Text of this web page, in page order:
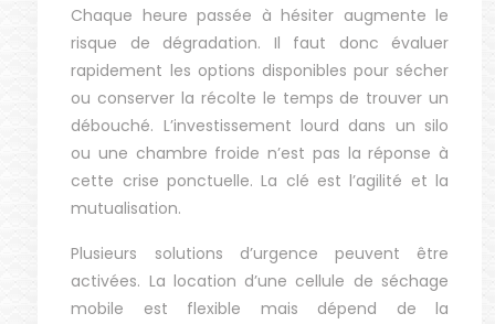
Chaque heure passée à hésiter augmente le
risque de dégradation. Il faut donc évaluer
rapidement les options disponibles pour sécher
ou conserver la récolte le temps de trouver un
débouché. L’investissement lourd dans un silo
ou une chambre froide n’est pas la réponse à
cette crise ponctuelle. La clé est l’agilité et la
mutualisation.
Plusieurs solutions d’urgence peuvent être
activées. La location d’une cellule de séchage
mobile est flexible mais dépend de la